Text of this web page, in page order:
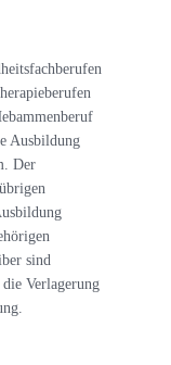
Ausbildung
Der
sind
Verlagerung